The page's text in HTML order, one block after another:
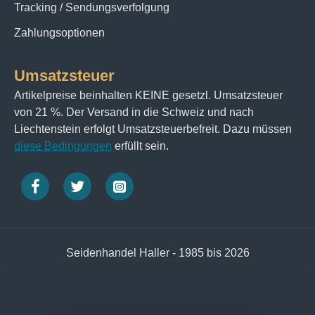
#15 Creme Custard
#14 Spring Scion
#11 White Bird´s Eye
#10 Natural
Tracking / Sendungsverfolgung
Zahlungsoptionen
Umsatzsteuer
Artikelpreise beinhalten KEINE gesetzl. Umsatzsteuer
von 21 %. Der Versand in die Schweiz und nach
Liechtenstein erfolgt Umsatzsteuerbefreit. Dazu müssen
diese Bedingungen erfüllt sein.
Seidenhandel Haller - 1985 bis 2026